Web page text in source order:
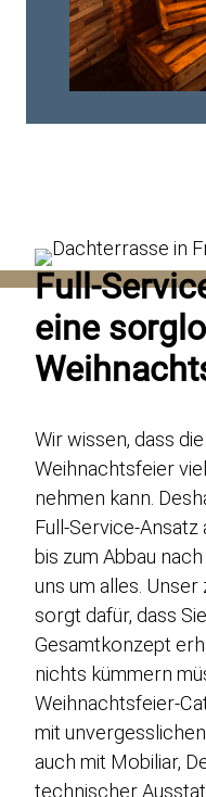
Full-
eine
Wir wissen, dass
Weihnachtsfeier
nehmen kann.
Full-Service-
bis zum Abbau
uns um alles.
sorgt dafür, dass
Gesamtkonzept
nichts kümmern
Weihnachtsfeier-
mit
auch mit Mobiliar,
technischer